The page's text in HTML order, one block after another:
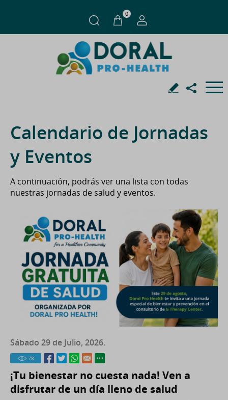
0
Calendario de Jornadas
y Eventos
A continuación, podrás ver una lista con todas
nuestras jornadas de salud y eventos.
Sábado 29 de Julio, 2026.
78
¡Tu bienestar no cuesta nada! Ven a
disfrutar de un día lleno de salud